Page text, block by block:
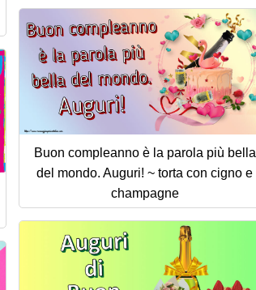
Buon compleanno è la parola più bella
del mondo. Auguri! ~ torta con cigno e
champagne